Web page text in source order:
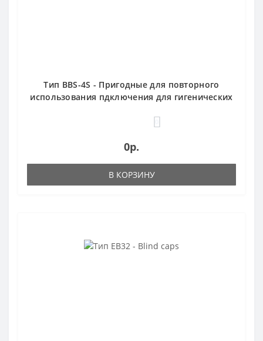
Тип BBS-4S - Пригодные для повторного
использования пдключения для гигенических
0р.
В КОРЗИНУ